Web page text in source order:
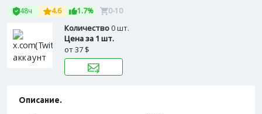
48ч 4.6 1.7% 0-10
Количество0 шт.
Цена за 1 шт.
от37 $
Описание.